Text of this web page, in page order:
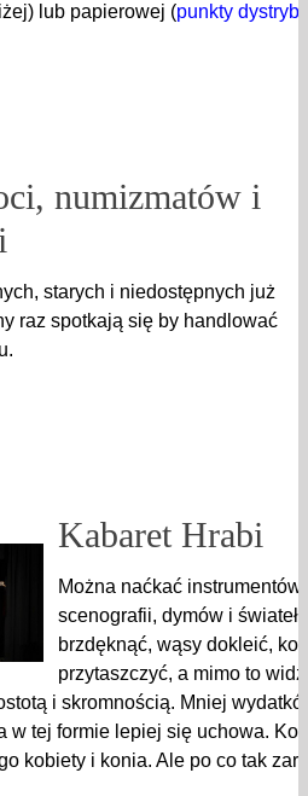
lub papierowej (punkty
numizmatów i
starych i niedostępnych już
raz spotkają się by handlować
Kabaret Hrabi
Można naćkać
scenografii, dymów i
brzdęknąć, wąsy dokleić,
przytaszczyć, a mimo to
i skromnością. Mniej
w tej formie lepiej się uchowa.
kobiety i konia. Ale po co tak